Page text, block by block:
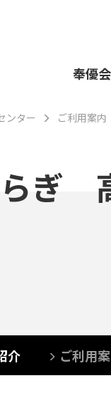
奉優
ンター ご利用案内
ぎ
介 ご利用